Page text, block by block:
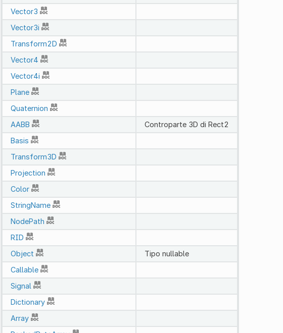
Vector3
Vector3i
Transform2D
Vector4
Vector4i
Plane
Quaternion
AABB
Controparte 3D di Rect2
Basis
Transform3D
Projection
Color
StringName
NodePath
RID
Object
Tipo nullable
Callable
Signal
Dictionary
Array